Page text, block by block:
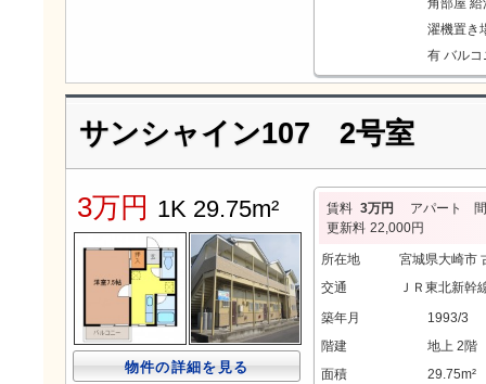
角部屋 給
濯機置き
有 バルコ
サンシャイン107 2号室
3万円 1K 29.75m²
物件の詳細を見る
賃料 3万円 アパート
更新料 22,000円
所在地
宮城県大崎市
交通
ＪＲ東北新幹
築年月
1993/3
階建
地上 2階
面積
29.75m²